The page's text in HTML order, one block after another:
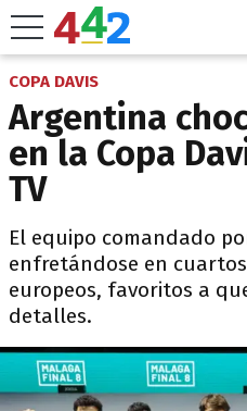
COPA DAVIS
Argentina
en la Copa
TV
El equipo comandado
enfretándose en
europeos, favoritos a
detalles.